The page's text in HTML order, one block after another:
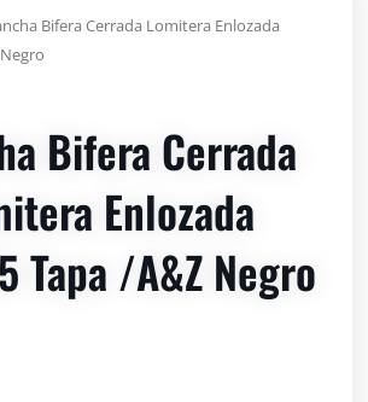
Bifera Cerrada Lomitera Enlozada
Bifera Cerrada
Enlozada
Tapa /a&z Negro